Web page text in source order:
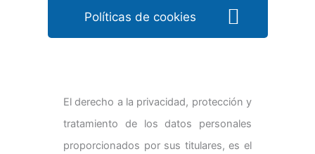
Políticas de cookies
El derecho a la privacidad, protección y
tratamiento de los datos personales
proporcionados por sus titulares, es el